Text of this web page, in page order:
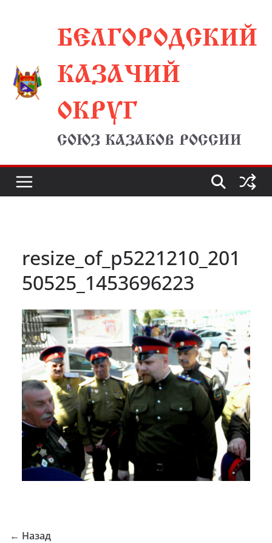
содержимомуБЕЛГОРОДСКИЙ
КАЗАЧИЙ
ОКРУГ
СОЮЗ КАЗАКОВ РОССИИ
resize_of_p5221210_201
50525_1453696223
← Назад